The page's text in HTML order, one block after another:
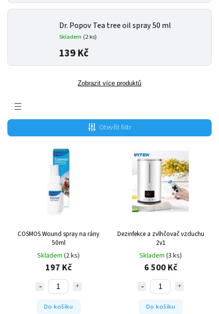
Dr. Popov Tea tree oil spray 50 ml
Skladem (2 ks)
139 Kč
Zobrazit více produktů
Nejprodávanější
Nejlevnější
Nejdražší
Abecedně
Otevřít filtr
COSMOS Wound spray na rány
50ml
Skladem (2 ks)
197 Kč
Do košíku
Dezinfekce a zvlhčovač vzduchu
2v1
Skladem (3 ks)
6 500 Kč
Do košíku